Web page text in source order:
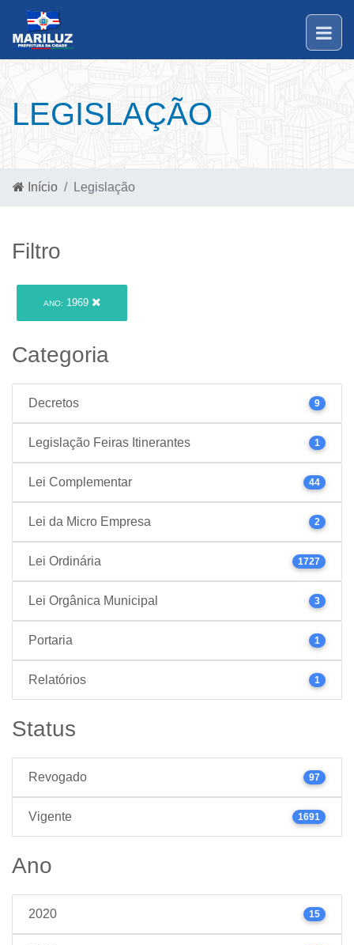
LEGISLAÇÃO
Início Legislação
Filtro
ANO: 1969
Categoria
Decretos 9
Legislação Feiras Itinerantes 1
Lei Complementar 44
Lei da Micro Empresa 2
Lei Ordinária 1727
Lei Orgânica Municipal 3
Portaria 1
Relatórios 1
Status
Revogado 97
Vigente 1691
Ano
2020 15